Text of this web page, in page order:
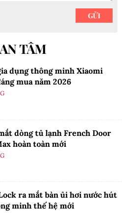
TÂM
dụng thông minh Xiaomi
mua năm 2026
dòng tủ lạnh French Door
hoàn toàn mới
ra mắt bàn ủi hơi nước hút
minh thế hệ mới